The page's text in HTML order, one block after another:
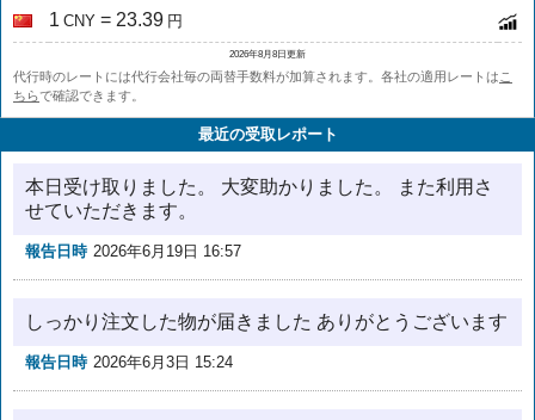
1 CNY = 23.39 円
2026年8月8日更新
代行時のレートには代行会社毎の両替手数料が加算されます。各社の適用レートは こ
ちらで確認できます。
最近の受取レポート
本日受け取りました。 大変助かりました。 また利用さ
せていただきます。
報告日時 2026年6月19日 16:57
しっかり注文した物が届きました ありがとうございます
報告日時 2026年6月3日 15:24